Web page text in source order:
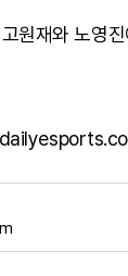
원재와 노영진